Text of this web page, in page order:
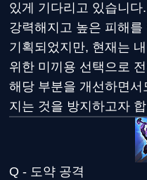
있게 기다리고 있습니
강력해지고 높은 피해
기획되었지만, 현재는
위한 미끼용 선택으로
해당 부분을 개선하면서
지는 것을 방지하고자
Q - 도약 공격